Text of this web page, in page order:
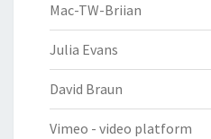
Mac-TW-Briian
Julia Evans
David Braun
Vimeo - video platform